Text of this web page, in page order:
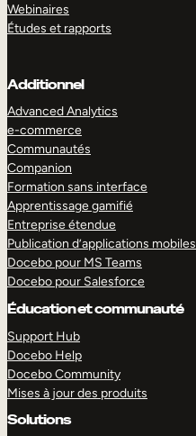
Webinaires
Études et rapports
Additionnel
Advanced Analytics
e-commerce
Communautés
Companion
Formation sans interface
Apprentissage gamifié
Entreprise étendue
Publication d’applications mobiles
Docebo pour MS Teams
Docebo pour Salesforce
Éducation et communauté
Support Hub
Docebo Help
Docebo Community
Mises à jour des produits
Solutions